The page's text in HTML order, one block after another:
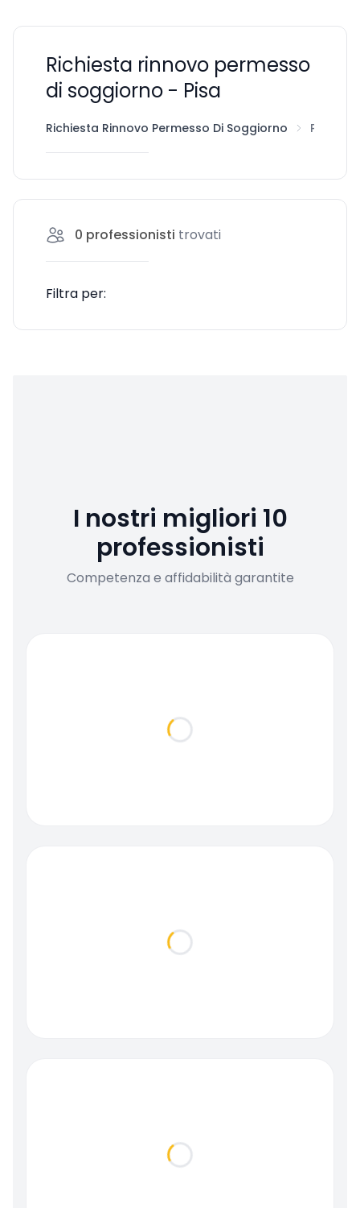
Richiesta rinnovo permesso
di soggiorno - Pisa
Richiesta Rinnovo Permesso Di Soggiorno
0 professionisti trovati
Filtra per:
I nostri migliori 10
professionisti
Competenza e affidabilità garantite
Loading...
Loading...
Loading...